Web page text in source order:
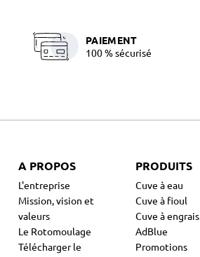
PAIEMENT
100 % sécurisé
A PROPOS
L'entreprise
Mission, vision et
valeurs
Le Rotomoulage
Télécharger le
PRODUITS
Cuve à eau
Cuve à fioul
Cuve à engrais
AdBlue
Promotions